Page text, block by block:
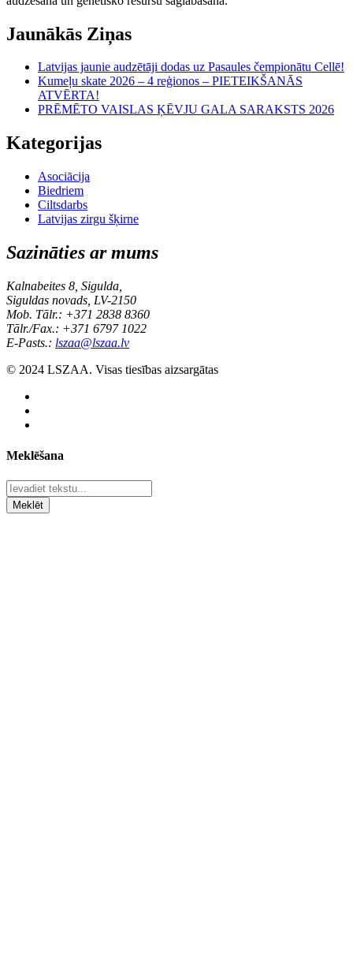
Jaunākās Ziņas
Latvijas jaunie audzētāji dodas uz Pasaules čempionātu Cellē!
Kumeļu skate 2026 – 4 reģionos – PIETEIKŠANĀS
ATVĒRTA!
PRĒMĒTO VAISLAS ĶĒVJU GALA SARAKSTS 2026
Kategorijas
Asociācija
Biedriem
Ciltsdarbs
Latvijas zirgu šķirne
Sazināties ar mums
Kalnabeites 8, Sigulda,
Siguldas novads, LV-2150
Mob. Tālr.: +371 2838 8360
Tālr./Fax.: +371 6797 1022
E-Pasts.: lszaa@lszaa.lv
© 2024 LSZAA. Visas tiesības aizsargātas
Meklēšana
Meklēt